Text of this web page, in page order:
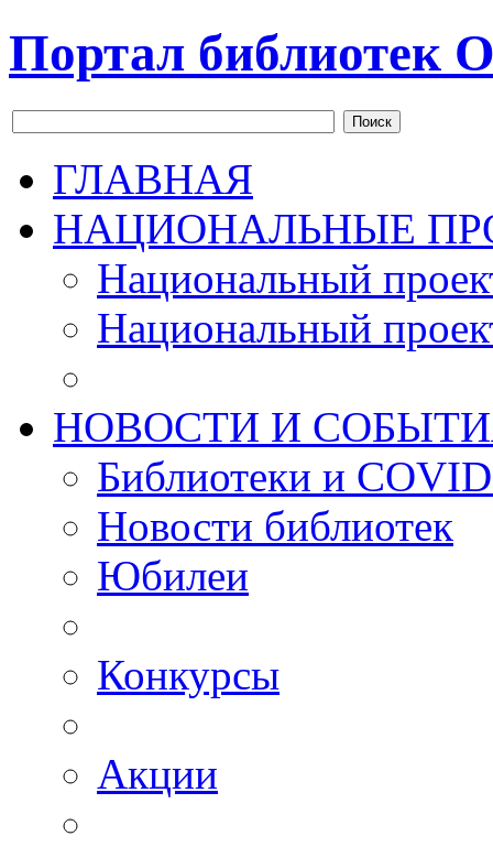
Портал библиотек
Поиск
ГЛАВНАЯ
НАЦИОНАЛЬНЫЕ
Национальный
Национальный
НОВОСТИ И
Библиотеки и
Новости библиотек
Юбилеи
Конкурсы
Акции